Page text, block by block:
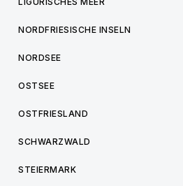
NORDFRIESISCHE INSELN
NORDSEE
OSTSEE
OSTFRIESLAND
SCHWARZWALD
STEIERMARK